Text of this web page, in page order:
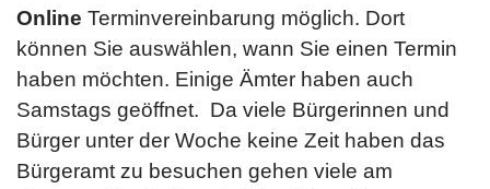
Online Terminvereinbarung möglich. Dort
können Sie auswählen, wann Sie einen Termin
haben möchten. Einige Ämter haben auch
Samstags geöffnet. Da viele Bürgerinnen und
Bürger unter der Woche keine Zeit haben das
Bürgeramt zu besuchen gehen viele am